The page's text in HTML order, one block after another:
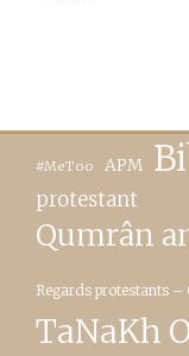
#MeToo APM
protestant
Qumrân
Regards protestants –
TaNaKh